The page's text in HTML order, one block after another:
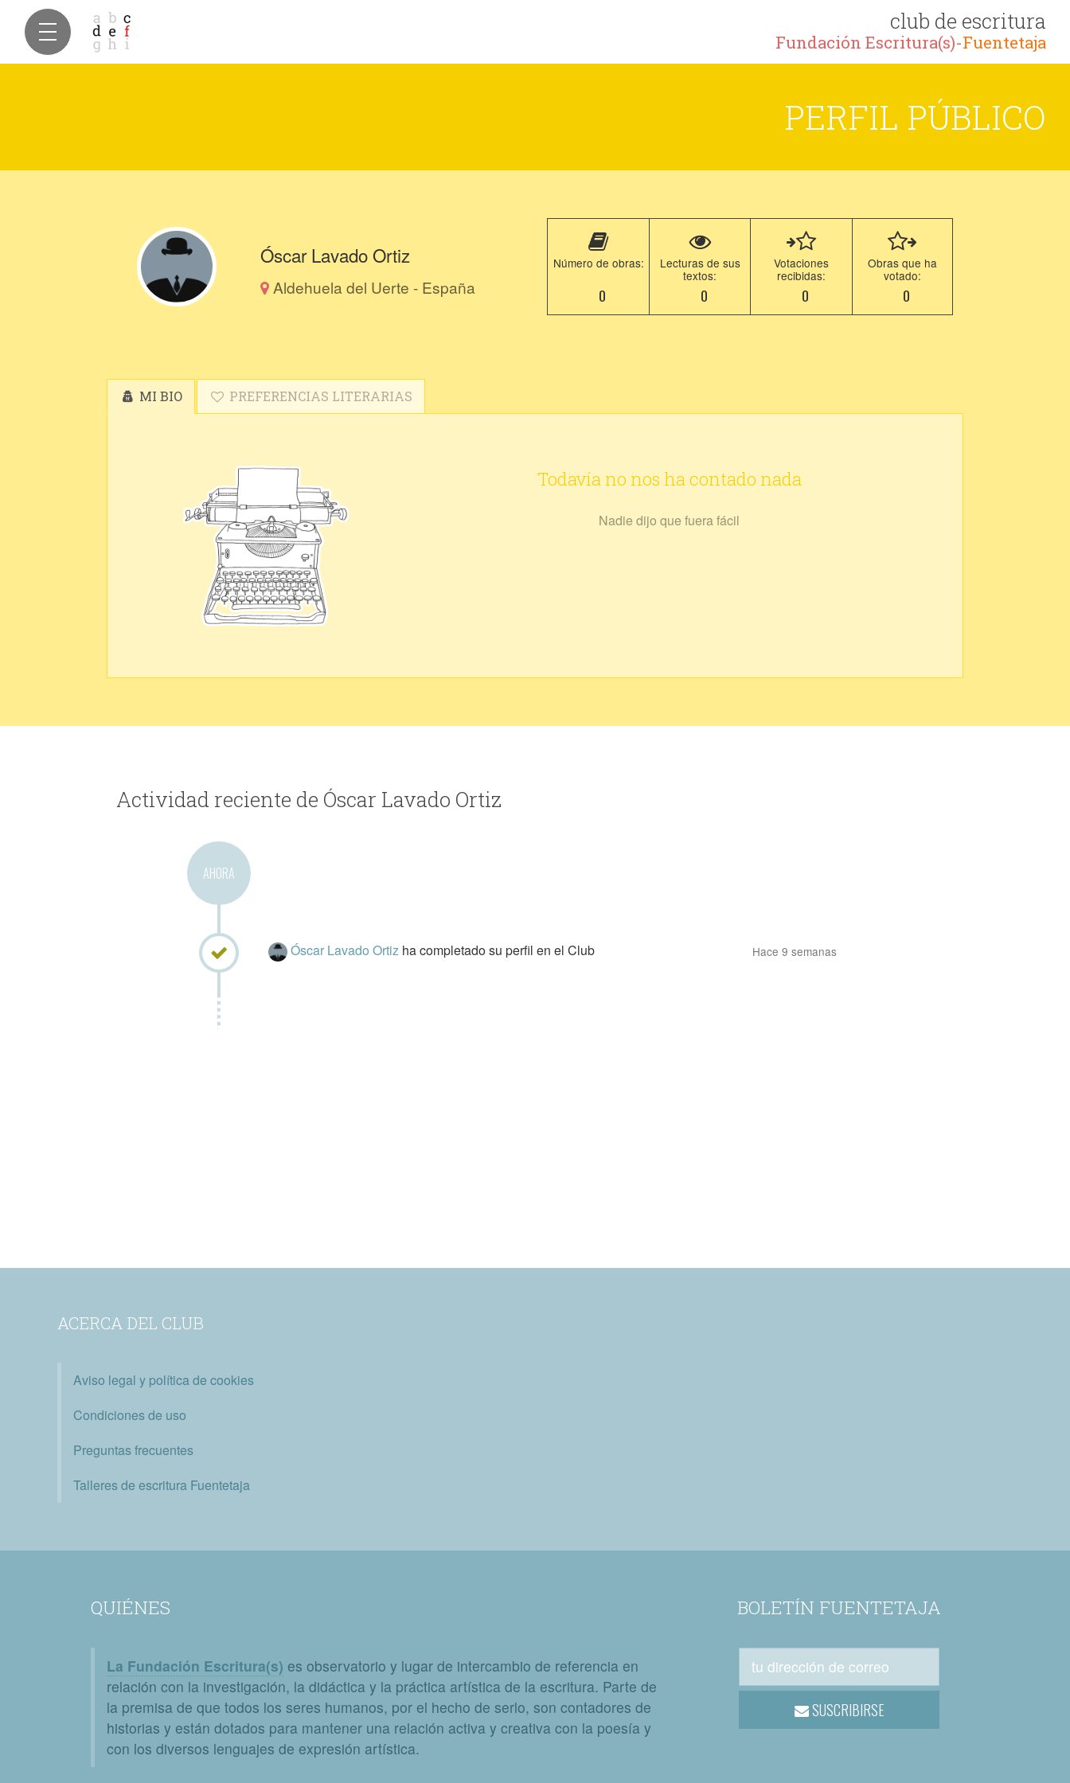
club de escritura
Fundación Escritura(s)-Fuentetaja
PERFIL PÚBLICO
Óscar Lavado Ortiz
Aldehuela del Uerte - España
Número de obras:
0
Lecturas de sus
textos:
0
Votaciones
recibidas:
0
Obras que ha
votado:
0
MI BIO PREFERENCIAS LITERARIAS
Todavía no nos ha contado nada
Nadie dijo que fuera fácil
Actividad reciente de Óscar Lavado Ortiz
AHORA
Óscar Lavado Ortizha completado su perfil en el Club Hace 9 semanas
ACERCA DEL CLUB
Aviso legal y política de cookies
Condiciones de uso
Preguntas frecuentes
Talleres de escritura Fuentetaja
QUIÉNES
La Fundación Escritura(s) es observatorio y lugar de intercambio de referencia en
relación con la investigación, la didáctica y la práctica artística de la escritura. Parte de
la premisa de que todos los seres humanos, por el hecho de serlo, son contadores de
historias y están dotados para mantener una relación activa y creativa con la poesía y
con los diversos lenguajes de expresión artística.
BOLETÍN FUENTETAJA
SUSCRIBIRSE